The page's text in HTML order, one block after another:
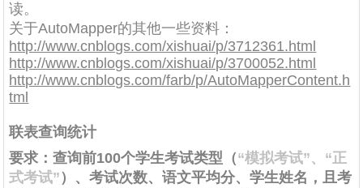
读。
关于AutoMapper的其他一些资料：
http://www.cnblogs.com/xishuai/p/3712361.html
http://www.cnblogs.com/xishuai/p/3700052.html
http://www.cnblogs.com/farb/p/AutoMapperContent.h
tml
联表查询统计
要求：查询前100个学生考试类型（“模拟考试”、“正
式考试”）、考试次数、语文平均分、学生姓名，且考